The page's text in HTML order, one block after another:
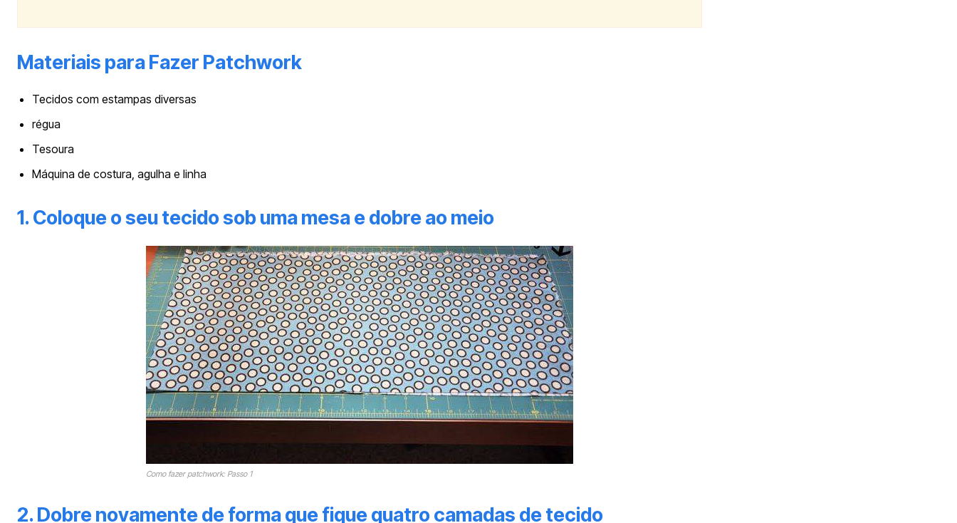
Materiais para Fazer Patchwork
Tecidos com estampas diversas
régua
Tesoura
Máquina de costura, agulha e linha
1. Coloque o seu tecido sob uma mesa e dobre ao meio
Como fazer patchwork: Passo 1
2. Dobre novamente de forma que fique quatro camadas de tecido